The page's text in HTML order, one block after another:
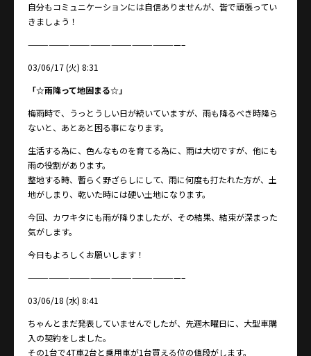
自分もコミュニケーションには自信ありませんが、皆で頑張ってい
きましょう！
——————————————————————–
03/06/17 (火) 8:31
「☆雨降って地固まる☆」
梅雨時で、うっとうしい日が続いていますが、雨も降るべき時降ら
ないと、あとあと困る事になります。
生活する為に、色んなものを育てる為に、雨は大切ですが、他にも
雨の役割があります。
整地する時、暫らく野ざらしにして、雨に何度も打たれた方が、土
地がしまり、乾いた時には硬い土地になります。
今回、カワキタにも雨が降りましたが、その結果、結束が深まった
気がします。
今日もよろしくお願いします！
——————————————————————–
03/06/18 (水) 8:41
ちゃんとまだ発表していませんでしたが、先週木曜日に、大型車購
入の契約をしました。
その1台で4T車2台と乗用車が1台買える位の値段がします。